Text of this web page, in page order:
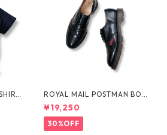
ROYAL MAIL POSTMAN BOO
TS by Dr.MARTENS
¥19,250
30%OFF